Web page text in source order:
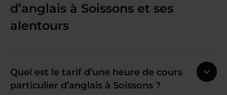
d’anglais à Soissons et ses
alentours
Quel est le tarif d’une heure de cours
particulier d’anglais à Soissons ?